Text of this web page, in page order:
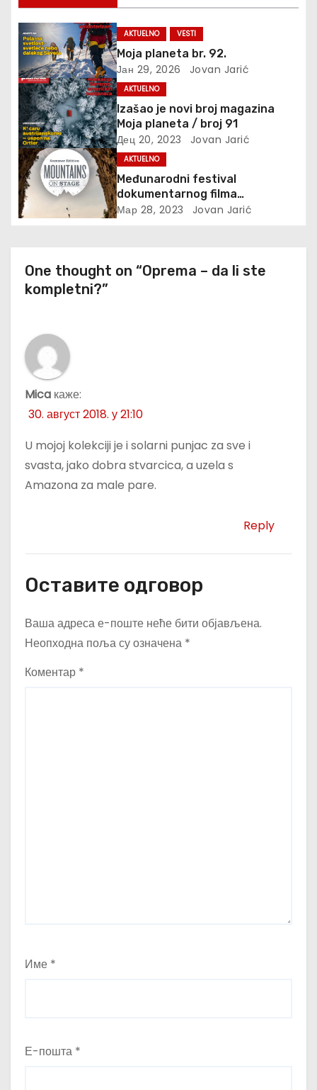
ч
л
а
н
к
а
AKTUELNO VESTI
Moja planeta br. 92.
Јан 29, 2026 Jovan Jarić
AKTUELNO
Izašao je novi broj magazina
Moja planeta / broj 91
Дец 20, 2023 Jovan Jarić
AKTUELNO
Međunarodni festival
dokumentarnog filma
’’Mountains on Stage’’
Мар 28, 2023 Jovan Jarić
One thought on “Oprema – da li ste
kompletni?”
Mica каже:
30. август 2018. у 21:10
U mojoj kolekciji je i solarni punjac za sve i
svasta, jako dobra stvarcica, a uzela s
Amazona za male pare.
Reply
Оставите одговор
Ваша адреса е-поште неће бити објављена.
Неопходна поља су означена *
Коментар *
Име *
Е-пошта *